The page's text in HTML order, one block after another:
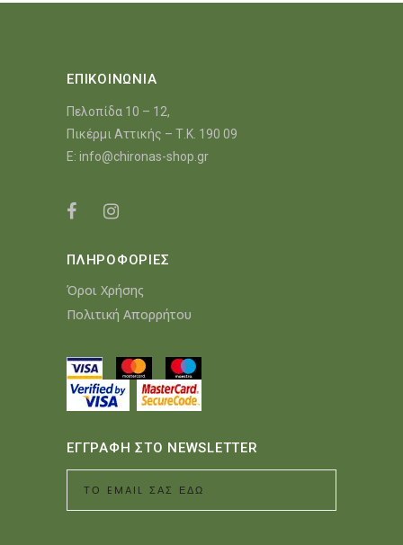
ΕΠΙΚΟΙΝΩΝΙΑ
Πελοπίδα 10 – 12,
Πικέρμι Αττικής – Τ.Κ. 190 09
E: info@chironas-shop.gr
ΠΛΗΡΟΦΟΡΙΕΣ
Όροι Χρήσης
Πολιτική Απορρήτου
ΕΓΓΡΑΦΗ ΣΤΟ NEWSLETTER